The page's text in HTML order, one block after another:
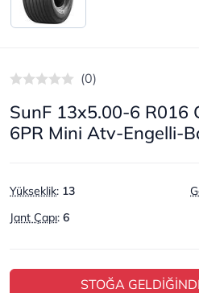
(0)
SunF 13x5.00-6 R016
6PR Mini Atv-Engelli-
Yükseklik: 13
Jant Çapı: 6
STOĞA